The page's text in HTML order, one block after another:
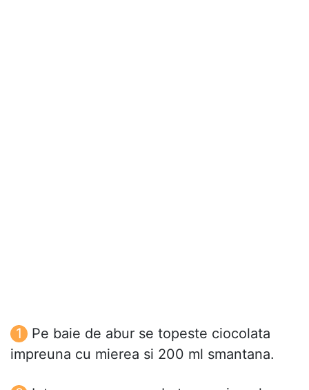
Pe baie de abur se topeste ciocolata
impreuna cu mierea si 200 ml smantana.